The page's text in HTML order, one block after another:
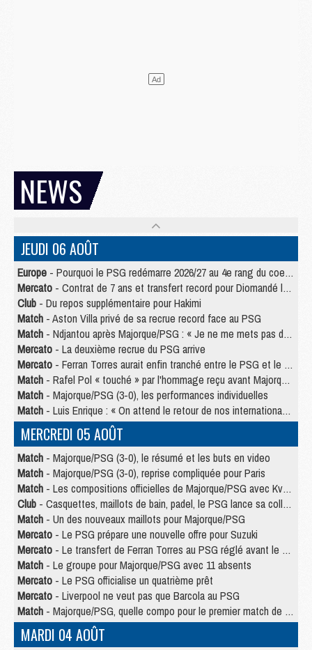
NEWS
JEUDI 06 AOÛT
Europe - Pourquoi le PSG redémarre 2026/27 au 4e rang du coefficient UEFA
Mercato - Contrat de 7 ans et transfert record pour Diomandé loin du PSG
Club - Du repos supplémentaire pour Hakimi
Match - Aston Villa privé de sa recrue record face au PSG
Match - Ndjantou après Majorque/PSG : « Je ne me mets pas de plafond »
Mercato - La deuxième recrue du PSG arrive
Mercato - Ferran Torres aurait enfin tranché entre le PSG et le Barça
Match - Rafel Pol « touché » par l'hommage reçu avant Majorque/PSG
Match - Majorque/PSG (3-0), les performances individuelles
Match - Luis Enrique : « On attend le retour de nos internationaux »
MERCREDI 05 AOÛT
Match - Majorque/PSG (3-0), le résumé et les buts en video
Match - Majorque/PSG (3-0), reprise compliquée pour Paris
Match - Les compositions officielles de Majorque/PSG avec Kvara et de nombreux jeunes
Club - Casquettes, maillots de bain, padel, le PSG lance sa collection été
Match - Un des nouveaux maillots pour Majorque/PSG
Mercato - Le PSG prépare une nouvelle offre pour Suzuki
Mercato - Le transfert de Ferran Torres au PSG réglé avant le 12 août ?
Match - Le groupe pour Majorque/PSG avec 11 absents
Mercato - Le PSG officialise un quatrième prêt
Mercato - Liverpool ne veut pas que Barcola au PSG
Match - Majorque/PSG, quelle compo pour le premier match de la saison 2026/27 ?
MARDI 04 AOÛT